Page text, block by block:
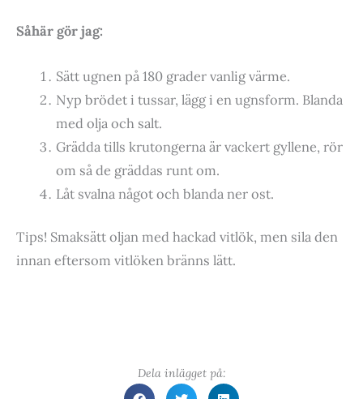
Såhär gör jag:
Sätt ugnen på 180 grader vanlig värme.
Nyp brödet i tussar, lägg i en ugnsform. Blanda
med olja och salt.
Grädda tills krutongerna är vackert gyllene, rör
om så de gräddas runt om.
Låt svalna något och blanda ner ost.
Tips! Smaksätt oljan med hackad vitlök, men sila den
innan eftersom vitlöken bränns lätt.
Dela inlägget på: